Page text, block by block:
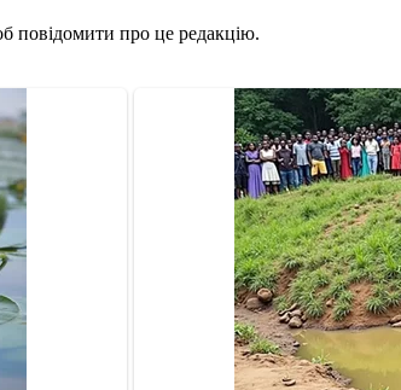
повідомити про це редакцію.